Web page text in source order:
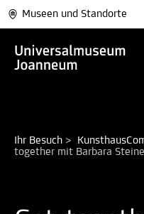
Museen und Standorte
Ihr Besuch >
together mit Barbara